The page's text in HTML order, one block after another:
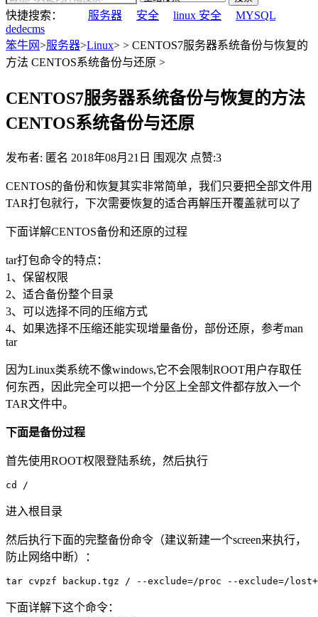
快捷搜索： 服务器 安全 linux 安全
MYSQL
dedecms
笨牛网>服务器>Linux> > CENTOS7服务器系统备份与恢复的
方法 CENTOS系统备份与还原 >
CENTOS7服务器系统备份与恢复的方法
CENTOS系统备份与还原
发布者: 匿名 2018年08月21日 围观次 点赞:3
CENTOS的备份和恢复其实非常简单，我们只要把全部文件用
TAR打包就行，下次需要恢复的适合再解压开覆盖就可以了
下面详解CENTOS备份和还原的过程
tar打包命令的特点：
1、保留权限
2、适合备份整个目录
3、可以选择不同的压缩方式
4、如果选择不压缩还能实现增量备份，部份还原，参考man
tar
因为Linux类系统不像windows,它不会限制ROOT用户存取任
何东西，因此完全可以把一个分区上全部文件都存放入一个
TAR文件中。
下面是备份过程
首先使用ROOT权限登陆系统，然后执行
cd /
进入根目录
然后执行下面的完整备份命令（建议新建一个screen来执行，
防止网络中断）：
tar cvpzf backup.tgz / --exclude=/proc --exclude=/
下面详解下这个命令：